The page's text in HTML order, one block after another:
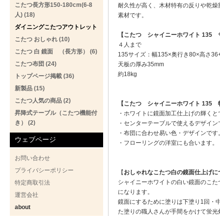
耐久性が高く、木材特有の反りや乾
素材です。
【こたつ シャイニーホワイト 135
４人まで
135サイズ：幅135×奥行き80×高さ
天板の厚み35mm
約18kg
【こたつ シャイニーホワイト 135
・ホワイトに鏡面加工仕上げの輝く
・センターテーブルで使えるデザイン
・布団に合わせ易い色・デザインです
・フローリングの洋室にも合います。
【 おしゃれなこたつ白の鏡面仕上げに
シャイニーホワイトの白い鏡面のこ
になります。
鏡面にするために塗りは下塗り1回・
た塗りの職人さんが手間をかけて蛍
こたつ長方形150-180cm(6-8
人) (18)
ダイニングこたつアウトレット
こたつ おしゃれ (10)
こたつ 白 鏡面 （長方形） (6)
こたつ布団 (24)
トップページ掲載 (36)
新製品 (15)
こたつ人気の商品 (2)
昇降式テーブル（こたつ機能付
き） (2)
ウェブページ
お問い合わせ
プライバシーポリシー
特定商取引法
運営会社
about